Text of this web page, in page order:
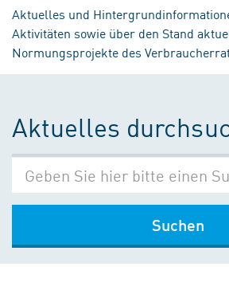
Aktuelles und
Aktivitäten sowie über den Stand
Normungsprojekte des
Aktuelles
Suchen